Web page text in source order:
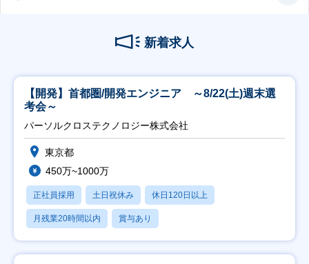
新着求人
【開発】首都圏/開発エンジニア ～8/22(土)週末選
考会～
パーソルクロステクノロジー株式会社
東京都
450万~1000万
正社員採用 土日祝休み 休日120日以上
月残業20時間以内 賞与あり